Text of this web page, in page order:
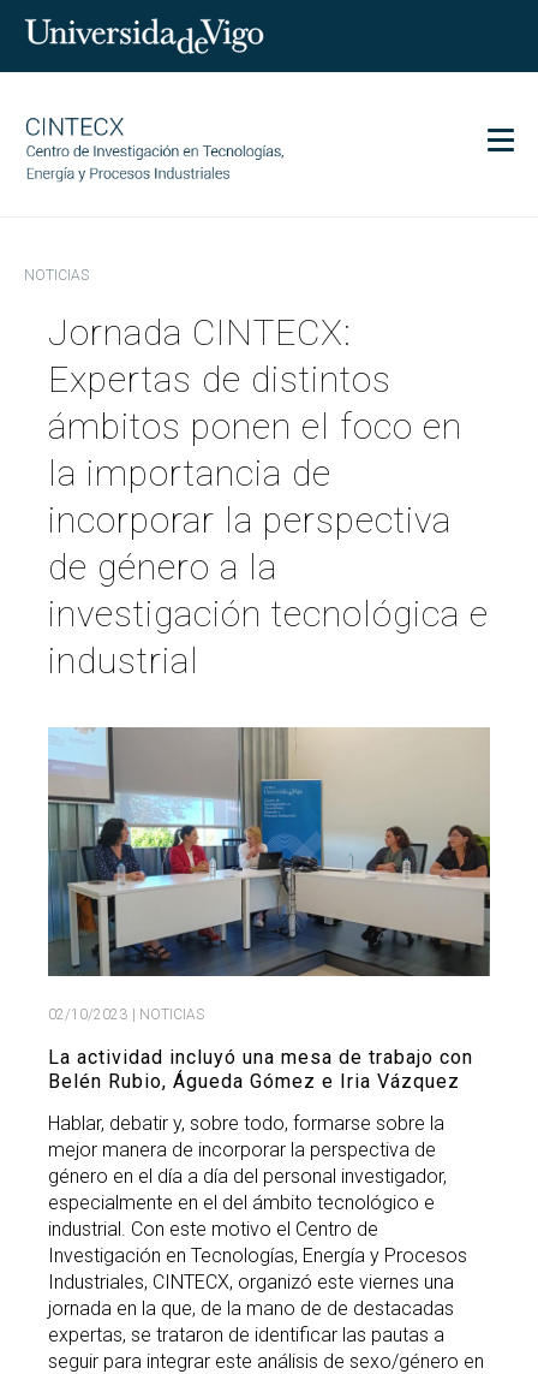
Investigación
Transferencia
Servicios
Ciencia y sociedad
Igualdad
Search
Buscar
por:
BUSCAR
NOTICIAS
Jornada CINTECX:
Expertas de distintos
ámbitos ponen el foco en
la importancia de
incorporar la perspectiva
de género a la
investigación tecnológica e
industrial
02/10/2023 | NOTICIAS
La actividad incluyó una mesa de trabajo con
Belén Rubio, Águeda Gómez e Iria Vázquez
Hablar, debatir y, sobre todo, formarse sobre la
mejor manera de incorporar la perspectiva de
género en el día a día del personal investigador,
especialmente en el del ámbito tecnológico e
industrial. Con este motivo el Centro de
Investigación en Tecnologías, Energía y Procesos
Industriales, CINTECX, organizó este viernes una
jornada en la que, de la mano de de destacadas
expertas, se trataron de identificar las pautas a
seguir para integrar este análisis de sexo/género en